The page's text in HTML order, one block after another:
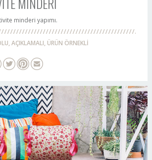
minderi yapımı.
AÇIKLAMALI, ÜRÜN ÖRNEKLİ